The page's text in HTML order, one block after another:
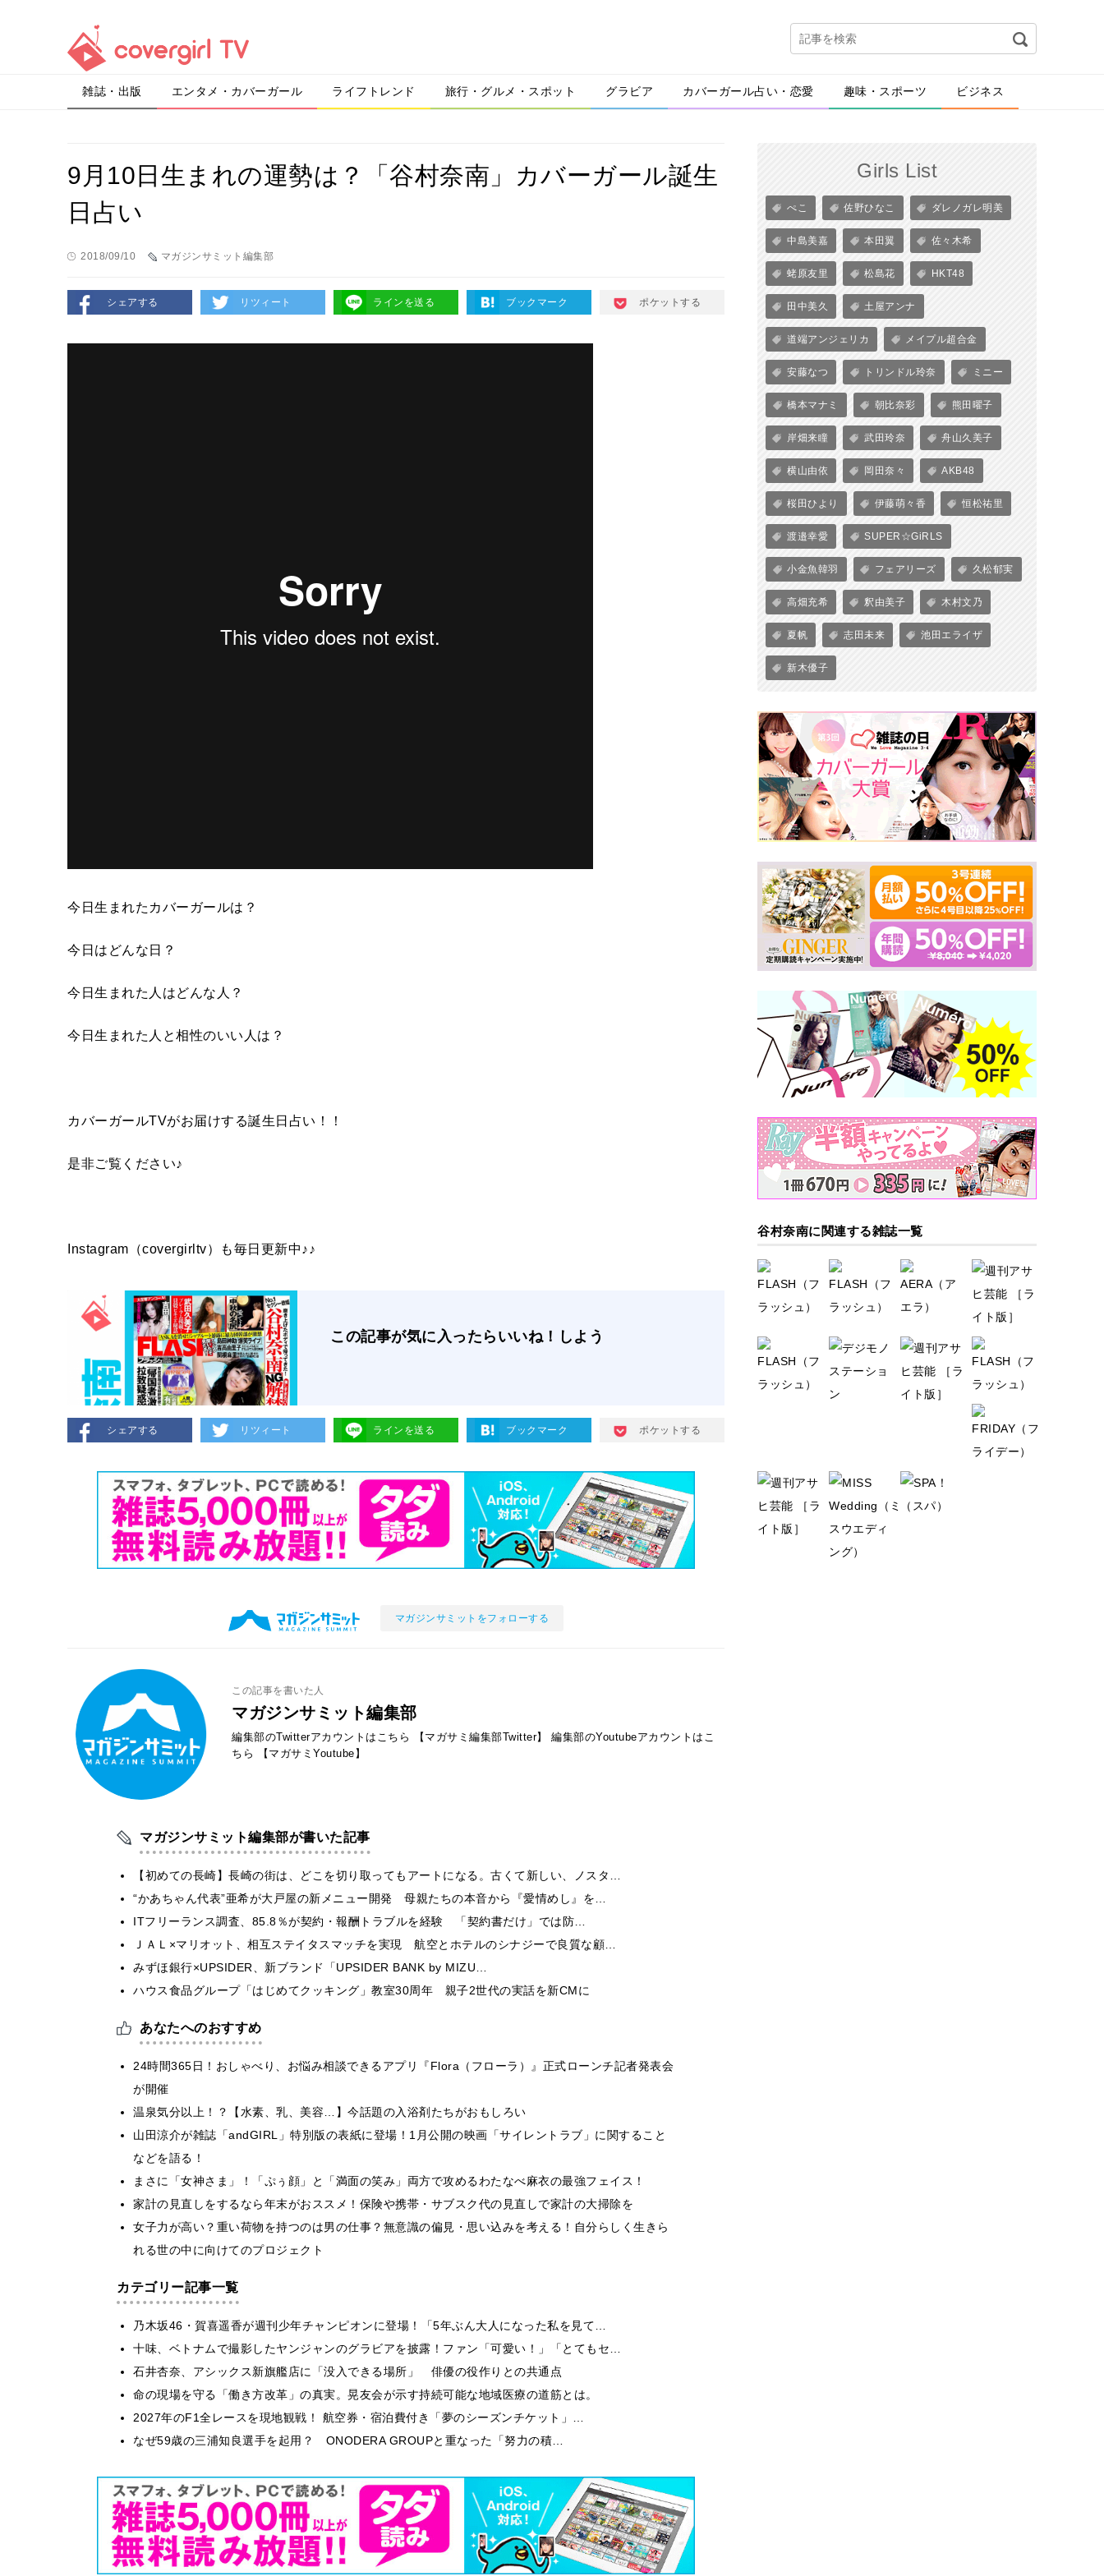
雑誌・出版 エンタメ・カバーガール ライフトレンド 旅行・グルメ・スポット グラビア カバーガール占い・恋愛 趣味・スポーツ ビジネス
9月10日生まれの運勢は？「谷村奈南」カバーガール誕生
日占い
2018/09/10 マガジンサミット編集部
シェアする リツィート ラインを送る ブックマーク ポケットする
今日生まれたカバーガールは？
今日はどんな日？
今日生まれた人はどんな人？
今日生まれた人と相性のいい人は？
カバーガールTVがお届けする誕生日占い！！
是非ご覧ください♪
Instagram（covergirltv）も毎日更新中♪♪
この記事が気に入ったらいいね！しよう
シェアする リツィート ラインを送る ブックマーク ポケットする
マガジンサミットをフォローする
この記事を書いた人
マガジンサミット編集部
編集部のTwitterアカウントはこちら 【マガサミ編集部Twitter】
編集部のYoutubeアカウントはこ
ちら
【マガサミYoutube】
マガジンサミット編集部が書いた記事
【初めての長崎】長崎の街は、どこを切り取ってもアートになる。古くて新しい、ノスタ…
“かあちゃん代表”亜希が大戸屋の新メニュー開発 母親たちの本音から『愛情めし』を…
ITフリーランス調査、85.8％が契約・報酬トラブルを経験 「契約書だけ」では防…
ＪＡＬ×マリオット、相互ステイタスマッチを実現 航空とホテルのシナジーで良質な顧…
みずほ銀行×UPSIDER、新ブランド「UPSIDER BANK by MIZU…
ハウス食品グループ「はじめてクッキング」教室30周年 親子2世代の実話を新CMに
あなたへのおすすめ
24時間365日！おしゃべり、お悩み相談できるアプリ『Flora（フローラ）』正式ローンチ記者発表会
が開催
温泉気分以上！？【水素、乳、美容…】今話題の入浴剤たちがおもしろい
山田涼介が雑誌「andGIRL」特別版の表紙に登場！1月公開の映画「サイレントラブ」に関すること
などを語る！
まさに「女神さま」！「ぷぅ顔」と「満面の笑み」両方で攻めるわたなべ麻衣の最強フェイス！
家計の見直しをするなら年末がおススメ！保険や携帯・サブスク代の見直しで家計の大掃除を
女子力が高い？重い荷物を持つのは男の仕事？無意識の偏見・思い込みを考える！自分らしく生きら
れる世の中に向けてのプロジェクト
カテゴリー記事一覧
乃木坂46・賀喜遥香が週刊少年チャンピオンに登場！「5年ぶん大人になった私を見て…
十味、ベトナムで撮影したヤンジャンのグラビアを披露！ファン「可愛い！」「とてもセ…
石井杏奈、アシックス新旗艦店に「没入できる場所」 俳優の役作りとの共通点
​命の現場を守る「働き方改革」の真実。晃友会が示す持続可能な地域医療の道筋とは。
2027年のF1全レースを現地観戦！ 航空券・宿泊費付き「夢のシーズンチケット」…
なぜ59歳の三浦知良選手を起用？ ONODERA GROUPと重なった「努力の積…
Girls List
ぺこ 佐野ひなこ ダレノガレ明美
中島美嘉 本田翼 佐々木希
蛯原友里 松島花 HKT48
田中美久 土屋アンナ
道端アンジェリカ メイプル超合金
安藤なつ トリンドル玲奈 ミニー
橋本マナミ 朝比奈彩 熊田曜子
岸畑来瞳 武田玲奈 舟山久美子
横山由依 岡田奈々 AKB48
桜田ひより 伊藤萌々香 恒松祐里
渡邉幸愛 SUPER☆GiRLS
小金魚韓羽 フェアリーズ 久松郁実
高畑充希 釈由美子 木村文乃
夏帆 志田未来 池田エライザ
新木優子
谷村奈南に関連する雑誌一覧